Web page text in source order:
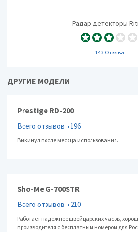
Радар-детекторы
143 Отзыва
ДРУГИЕ МОДЕЛИ
Prestige RD-200
Всего отзывов 196
Выкинул после месяца использования.
Sho-Me G-700STR
Всего отзывов 210
Работает надежнее швейцарских часов,
производителя с бесплатным номером для